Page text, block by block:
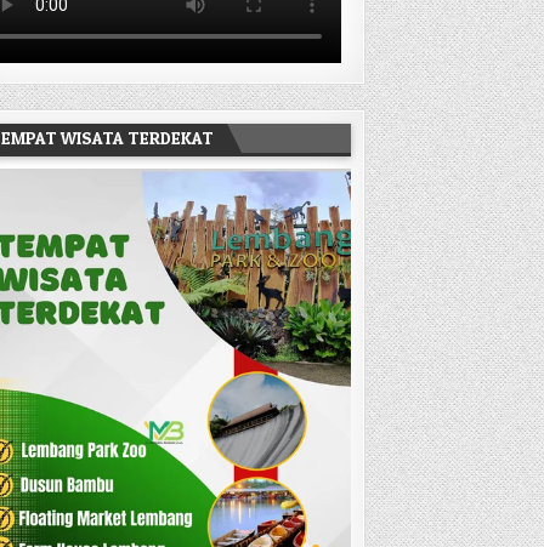
WISATA TERDEKAT